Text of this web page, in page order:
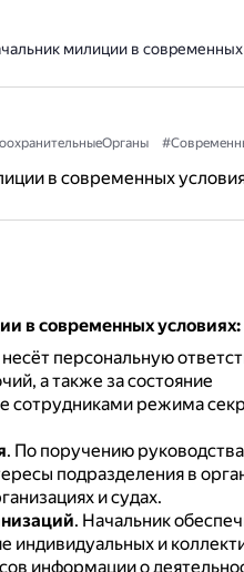
милиции в
в современных
в современных условиях:
персональную
а также за состояние
сотрудниками режима
. По поручению
подразделения в
и судах.
. Начальник
индивидуальных и
информации о